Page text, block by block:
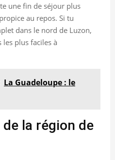
une fin de séjour plus
au repos. Si tu
dans le nord de Luzon,
les plus faciles à
La Guadeloupe : le
la région de